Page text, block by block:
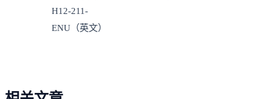
H12-211-
ENU（英文）